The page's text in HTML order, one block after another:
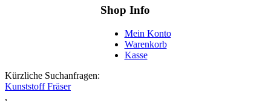
Shop Info
Mein Konto
Warenkorb
Kasse
Kürzliche Suchanfragen:
Kunststoff Fräser
,